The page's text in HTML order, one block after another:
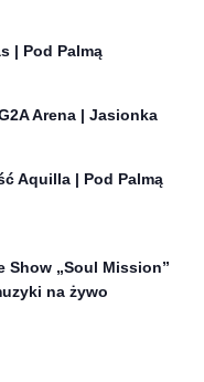
| Pod Palmą
Arena | Jasionka
Aquilla | Pod Palmą
Show „Soul Mission”
na żywo